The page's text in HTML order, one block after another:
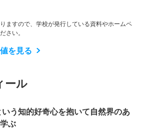
ますので、学校が発行している資料やホームペ
さい。
を見る
ール
う知的好奇心を抱いて自然界のあ
ぶ